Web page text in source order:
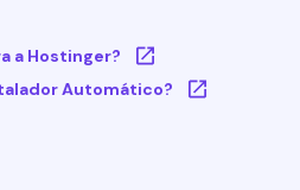
a Hostinger?
Automático?